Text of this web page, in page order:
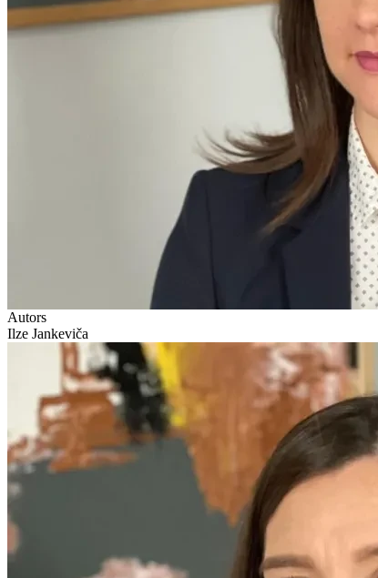
Autors
Ilze Jankeviča